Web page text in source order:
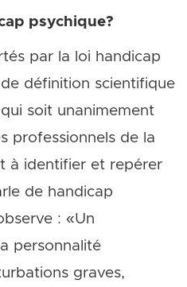
psychique?
par la loi handicap
définition scientifique
soit unanimement
professionnels de la
à identifier et repérer
de handicap
: «Un
personnalité
graves,